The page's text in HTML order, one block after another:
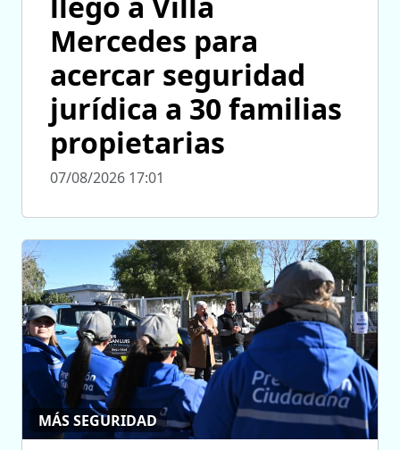
Mercedes para
acercar seguridad
jurídica a 30 familias
propietarias
07/08/2026 17:01
MÁS SEGURIDAD